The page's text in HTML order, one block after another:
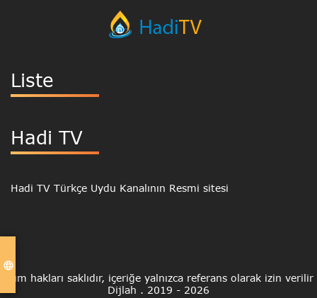
language
Liste
Hadi TV
Hadi TV Türkçe Uydu Kanalının Resmi sitesi
Tüm hakları saklıdır, içeriğe yalnızca referans olarak izin verilir
Dijlah . 2019 - 2026